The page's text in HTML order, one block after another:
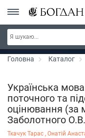
РОЗПРОДАЖ ~ 150 грн ~
300 грн ~
Головна Каталог
Українська
поточного та
оцінювання
Заболотного
Ткачук Тарас , Онатій